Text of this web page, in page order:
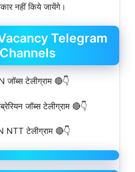
नहीं किये जायेंगे।
Telegram
Channels
जॉब्स टेलीग्राम 🔴👇
जॉब्स टेलीग्राम 🔴👇
NTT टेलीग्राम 🔴👇